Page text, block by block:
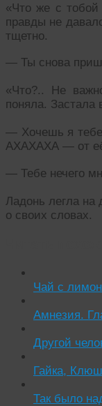
«Что же с тобой
правды не
тщетно.
— Ты снова
«Что?.. Не
поняла. Застала
— Хочешь я
АХАХАХА — от её
— Тебе нечего
Ладонь легла на
о своих словах.
Чай с
Амнезия.
Другой
Гайка,
Так было